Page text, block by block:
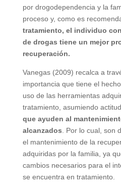
por drogodependencia y la
proceso y, como es
tratamiento, el individuo
de drogas tiene un mejor
recuperación.
Vanegas (2009) recalca a
importancia que tiene el
uso de las herramientas
tratamiento, asumiendo
que ayuden al
alcanzados . Por lo cual, son
el mantenimiento de la
adquiridas por la familia, ya
cambios necesarios para el
se encuentra en tratamiento.